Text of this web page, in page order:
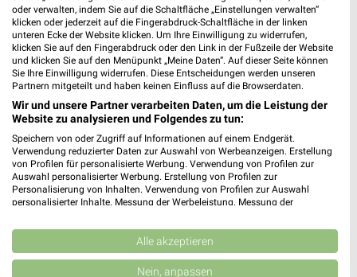
JYSK Prospekt für Göppingen ab So. den
12.07.
Spare bis zu 70%
Kalendereintrag erstellen
oder verwalten, indem Sie auf die Schaltfläche „Einstellungen verwalten“
klicken oder jederzeit auf die Fingerabdruck-Schaltfläche in der linken
unteren Ecke der Website klicken. Um Ihre Einwilligung zu widerrufen,
klicken Sie auf den Fingerabdruck oder den Link in der Fußzeile der Website
und klicken Sie auf den Menüpunkt „Meine Daten“. Auf dieser Seite können
Sie Ihre Einwilligung widerrufen. Diese Entscheidungen werden unseren
Partnern mitgeteilt und haben keinen Einfluss auf die Browserdaten.
Wir und unsere Partner verarbeiten Daten, um die Leistung der
Website zu analysieren und Folgendes zu tun:
Speichern von oder Zugriff auf Informationen auf einem Endgerät.
Verwendung reduzierter Daten zur Auswahl von Werbeanzeigen. Erstellung
von Profilen für personalisierte Werbung. Verwendung von Profilen zur
Auswahl personalisierter Werbung. Erstellung von Profilen zur
Personalisierung von Inhalten. Verwendung von Profilen zur Auswahl
personalisierter Inhalte. Messung der Werbeleistung. Messung der
Kombinationen von Daten aus verschiedenen Quellen. Entwicklung und
Verbesserung der Angebote. Verwendung reduzierter Daten zur Auswahl
von Inhalten.
Daten können außerhalb der Europäischen Union weitergegeben und in die
Alle akzeptieren
Nein, anpassen